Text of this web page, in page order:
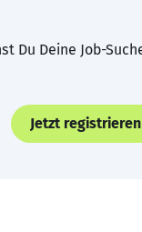
Du Deine Job-
Jetzt registrieren